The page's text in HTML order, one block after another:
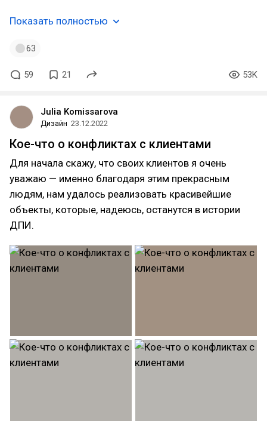
Показать полностью
63
59 21 53K
Julia Komissarova
Дизайн 23.12.2022
Кое-что о конфликтах с клиентами
Для начала скажу, что своих клиентов я очень
уважаю — именно благодаря этим прекрасным
людям, нам удалось реализовать красивейшие
объекты, которые, надеюсь, останутся в истории
ДПИ.